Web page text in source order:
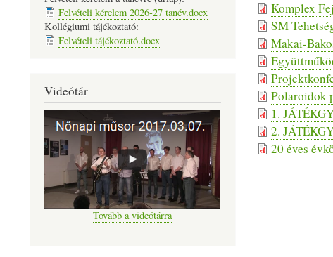
Komplex
SM
Makai-
Polaroidok
1.
2.
20 éves
Felvételi kérelem 2026-27 tanév.docx
Kollégiumi tájékoztató:
Felvételi tájékoztató.docx
Videótár
Tovább a videótárra